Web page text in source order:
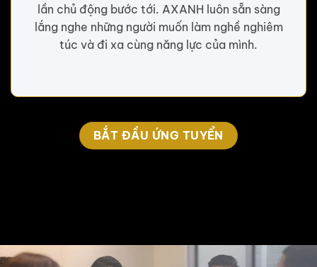
lần chủ động bước tới. AXANH luôn sẵn sàng
lắng nghe những người muốn làm nghề nghiêm
túc và đi xa cùng năng lực của mình.
BẮT ĐẦU ỨNG TUYỂN